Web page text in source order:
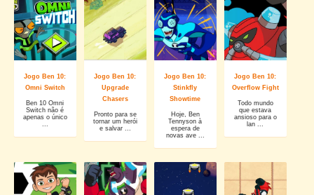
Jogo Ben 10:
Omni Switch
Ben 10 Omni
Switch não é
apenas o único
Jogo Ben 10:
Upgrade
Chasers
Pronto para se
tornar um herói
e salvar ...
Jogo Ben 10:
Stinkfly
Showtime
Hoje, Ben
Tennyson à
espera de
novas ave ...
Jogo Ben 10:
Overflow Fight
Todo mundo
que estava
ansioso para o
lan ...